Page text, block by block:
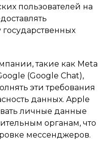
пользователей на
такие как Meta
(Google Chat),
эти требования
данных. Apple
личные данные
органам, что
мессенджеров.